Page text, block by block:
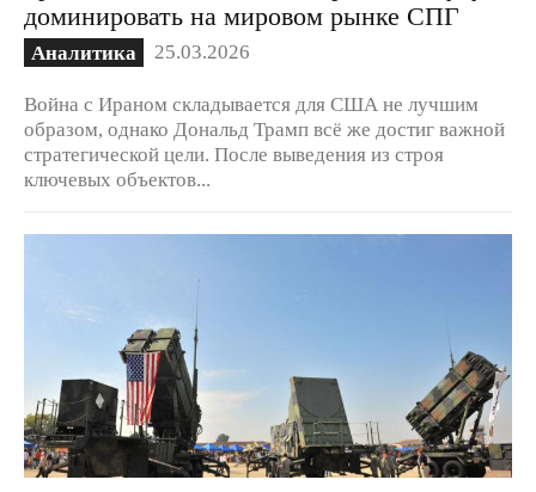
доминировать на мировом рынке СПГ
Аналитика 25.03.2026
Война с Ираном складывается для США не лучшим
образом, однако Дональд Трамп всё же достиг важной
стратегической цели. После выведения из строя
ключевых объектов...